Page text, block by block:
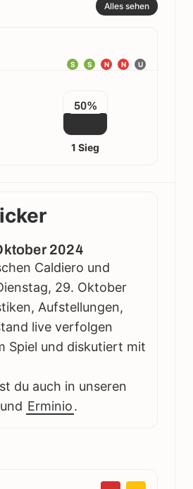
Alles sehen
U
N
N
S
S
50%
1 Sieg
2024
Caldiero und
29. Oktober
Aufstellungen,
live verfolgen
Spiel und diskutiert mit
du auch in unseren
und Erminio.